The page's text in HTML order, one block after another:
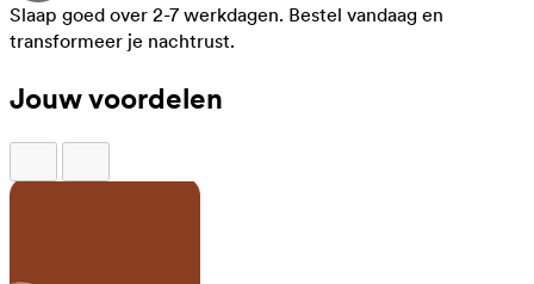
Slaap goed over 2-7 werkdagen. Bestel vandaag en
transformeer je nachtrust.
Jouw voordelen